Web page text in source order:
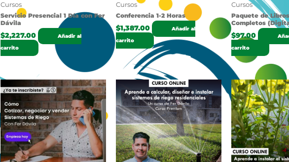
Cursos
Servicio Presencial 1 Día con Fer
Dávila
$2,227.00
Añadir al
carrito
Cursos
Conferencia 1-2 Horas
$1,387.00
Añadir al
carrito
Cursos
Paquete de
Completos
$97.00
carrito